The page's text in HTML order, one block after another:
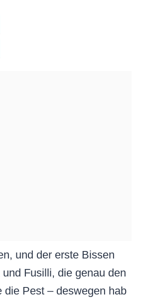
und der erste Bissen
Fusilli, die genau den
die Pest – deswegen hab